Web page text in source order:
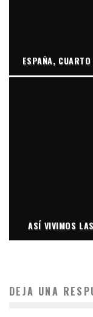
ESPAÑA,
ASÍ VIVIMOS
DEJA UNA